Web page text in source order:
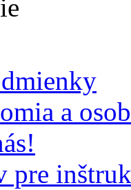
a
pre